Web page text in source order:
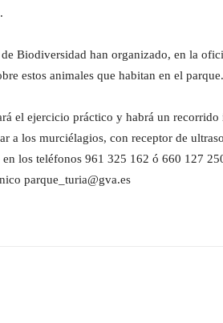
Biodiversidad han organizado, en la
estos animales que habitan en el
el ejercicio práctico y habrá un
a los murciélagios, con receptor de
los teléfonos 961 325 162 ó 660 127
parque_turia@gva.es